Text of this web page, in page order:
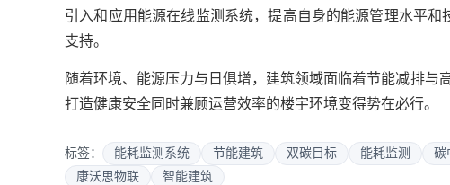
引入和应用能源在线监测系统，提高自身的能源管理水平
支持。
随着环境、能源压力与日俱增，建筑领域面临着节能减排
打造健康安全同时兼顾运营效率的楼宇环境变得势在必行。
标签： 能耗监测系统 节能建筑 双碳目标 能耗监测 碳
康沃思物联
智能建筑